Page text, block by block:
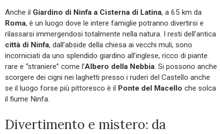
Anche il Giardino di Ninfa a Cisterna di Latina, a 65 km da
Roma, è un luogo dove le intere famiglie potranno divertirsi e
rilassarsi immergendosi totalmente nella natura. I resti dell’antica
città di Ninfa, dall’abside della chiesa ai vecchi muli, sono
incorniciati da uno splendido giardino all’inglese, ricco di piante
rare e “straniere” come l’Albero della Nebbia. Si possono anche
scorgere dei cigni nei laghetti presso i ruderi del Castello anche
se il luogo forse più pittoresco è il Ponte del Macello che solca
il fiume Ninfa.
Divertimento e mistero: da